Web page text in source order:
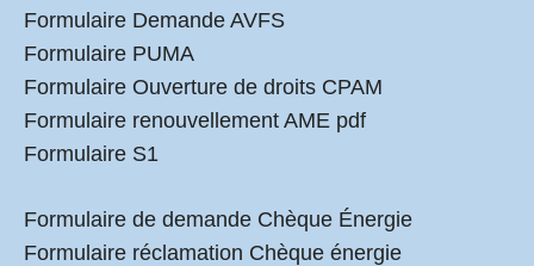
Formulaire Demande AVFS
Formulaire PUMA
Formulaire Ouverture de droits CPAM
Formulaire renouvellement AME pdf
Formulaire S1
Formulaire de demande Chèque Énergie
Formulaire réclamation Chèque énergie